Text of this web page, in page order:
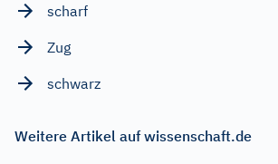
scharf
Zug
schwarz
Weitere Artikel auf wissenschaft.de